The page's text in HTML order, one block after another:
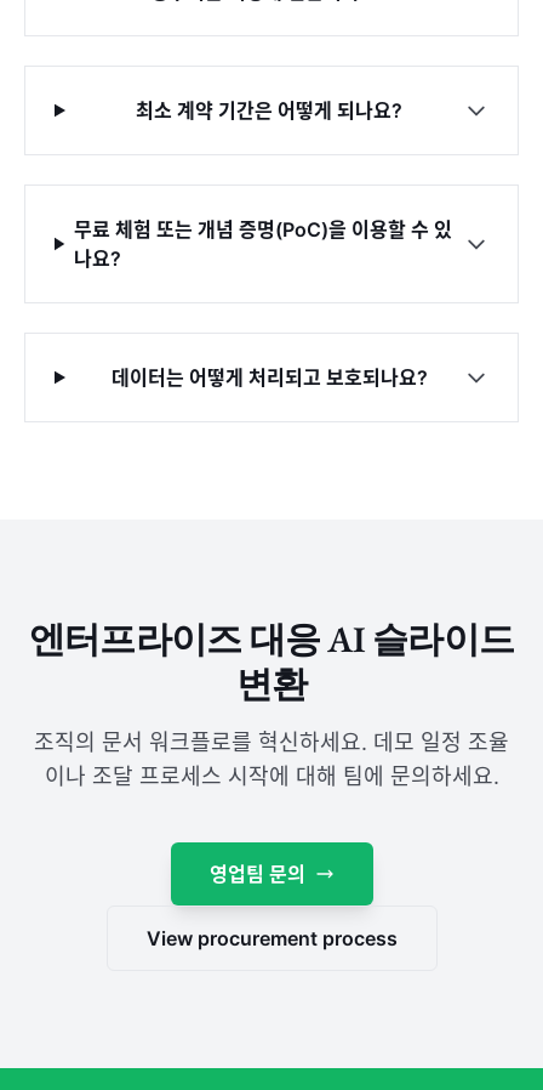
최소 계약 기간은 어떻게 되나요?
무료 체험 또는 개념 증명(PoC)을 이용할 수 있
나요?
데이터는 어떻게 처리되고 보호되나요?
엔터프라이즈 대응 AI 슬라이드
변환
조직의 문서 워크플로를 혁신하세요. 데모 일정 조율
이나 조달 프로세스 시작에 대해 팀에 문의하세요.
영업팀 문의
View procurement process